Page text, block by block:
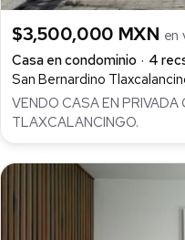
$3,500,000 MXN en
Casa en condominio
4
San Bernardino
VENDO CASA EN PRIVADA
TLAXCALANCINGO.